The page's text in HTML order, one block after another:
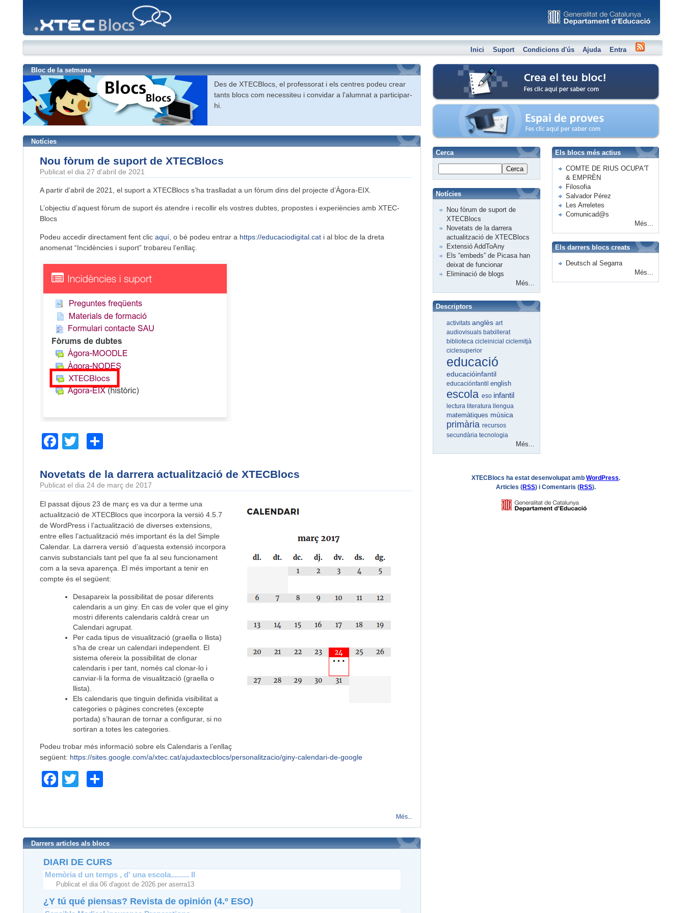
Inici Suport Condicions d'ús Ajuda Entra
Bloc de la setmana
Des de XTECBlocs, el professorat i els centres podeu crear
tants blocs com necessiteu i convidar a l'alumnat a participar-
hi.
Notícies
Nou fòrum de suport de XTECBlocs
Publicat el dia 27 d'abril de 2021
A partir d’abril de 2021, el suport a XTECBlocs s’ha traslladat a un fòrum dins del projecte d’Àgora-EIX.
L’objectiu d’aquest fòrum de suport és atendre i recollir els vostres dubtes, propostes i experiències amb XTEC-
Blocs
Podeu accedir directament fent clic aquí, o bé podeu entrar a https://educaciodigital.cati al bloc de la dreta
anomenat “Incidències i suport” trobareu l’enllaç.
Facebook
Twitter
Novetats de la darrera actualització de XTECBlocs
Publicat el dia 24 de març de 2017
El passat dijous 23 de març es va dur a terme una
actualització de XTECBlocs que incorpora la versió 4.5.7
de WordPress i l’actualització de diverses extensions,
entre elles l’actualització més important és la del Simple
Calendar. La darrera versió d’aquesta extensió incorpora
canvis substancials tant pel que fa al seu funcionament
com a la seva aparença. El més important a tenir en
compte és el següent:
Desapareix la possibilitat de posar diferents
calendaris a un giny. En cas de voler que el giny
mostri diferents calendaris caldrà crear un
Calendari agrupat.
Per cada tipus de visualització (graella o llista)
s’ha de crear un calendari independent. El
sistema ofereix la possibilitat de clonar
calendaris i per tant, només cal clonar-lo i
canviar-li la forma de visualització (graella o
llista).
Els calendaris que tinguin definida visibilitat a
categories o pàgines concretes (excepte
portada) s’hauran de tornar a configurar, si no
sortiran a totes les categories.
Podeu trobar més informació sobre els Calendaris a l’enllaç
següent: https://sites.google.com/a/xtec.cat/ajudaxtecblocs/personalitzacio/giny-calendari-de-google
Facebook
Twitter
Més...
Darrers articles als blocs
DIARI DE CURS
Memòria d un temps , d' una escola......... II
Publicat el dia 06 d'agost de 2026 per aserra13
¿Y tú qué piensas? Revista de opinión (4.º ESO)
Crea el teu bloc
Espai de proves
Cerca
Cerca
Notícies
Nou fòrum de suport de
XTECBlocs
Novetats de la darrera
actualització de XTECBlocs
Extensió AddToAny
Els “embeds” de Picasa han
deixat de funcionar
Eliminació de blogs
Més...
Descriptors
activitatsanglèsart
audiovisualsbatxillerat
bibliotecacicleinicialciclemitjà
ciclesuperior
educació
educacióinfantil
educaciónfantilenglish
escolaeso infantil
lecturaliteraturallengua
matemàtiques música
primàriarecursos
secundàriatecnologia
Més...
Els blocs més actius
COMTE DE RIUS OCUPA'T
& EMPRÈN
Filosofia
Salvador Pérez
Les Arreletes
Comunicad@s
Més...
Els darrers blocs creats
Deutsch al Segarra
Més...
XTECBlocs ha estat desenvolupat ambWordPress.
Articles (RSS) i Comentaris (RSS).
Logo GENCAT